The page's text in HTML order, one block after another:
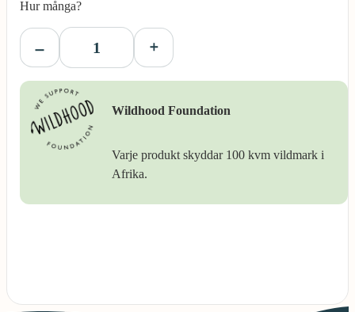
Hur många?
Wildhood Foundation
Varje produkt skyddar 100 kvm vildmark i
Afrika.